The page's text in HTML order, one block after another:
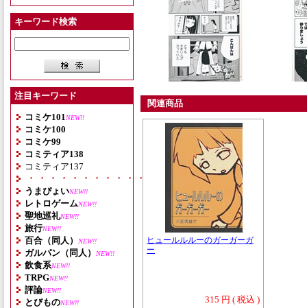
キーワード検索
注目キーワード
コミケ101 NEW!!
コミケ100
コミケ99
コミティア138
コミティア137
・・・・・・・・・・・・・・・・・・・
うまぴょいNEW!!
レトロゲームNEW!!
聖地巡礼NEW!!
旅行NEW!!
百合（同人） NEW!!
ガルパン（同人） NEW!!
飲食系NEW!!
TRPGNEW!!
評論NEW!!
とびものNEW!!
関連商品
ヒュールルルーのガーガーガ
ー
315 円 ( 税込 )